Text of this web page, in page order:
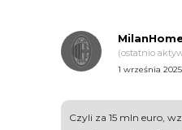
(ostatnio
1 września
Czyli za 15 mln euro,